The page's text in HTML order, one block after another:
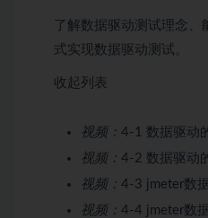
了解数据驱动测试理念、
式实现数据驱动测试。
收起列表
视频： 4-1 数据驱动
视频： 4-2 数据驱动
视频： 4-3 jmeter数
视频： 4-4 jmeter数